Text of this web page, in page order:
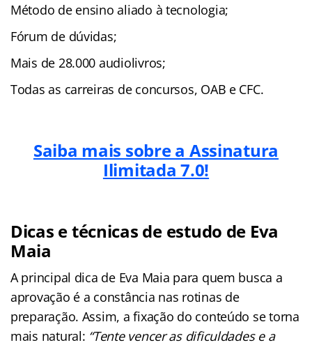
Método de ensino aliado à tecnologia;
Fórum de dúvidas;
Mais de 28.000 audiolivros;
Todas as carreiras de concursos, OAB e CFC.
Saiba mais sobre a Assinatura
Ilimitada 7.0!
Dicas e técnicas de estudo de Eva
Maia
A principal dica de Eva Maia para quem busca a
aprovação é a constância nas rotinas de
preparação. Assim, a fixação do conteúdo se torna
mais natural: “Tente vencer as dificuldades e a